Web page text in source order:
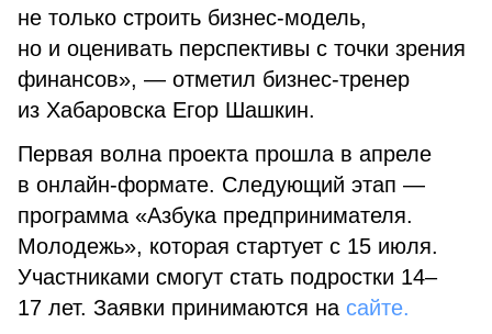
не только строить бизнес-модель,
но и оценивать перспективы с точки зрения
финансов», — отметил бизнес-тренер
из Хабаровска Егор Шашкин.
Первая волна проекта прошла в апреле
в онлайн-формате. Следующий этап —
программа «Азбука предпринимателя.
Молодежь», которая стартует с 15 июля.
Участниками смогут стать подростки 14–
17 лет. Заявки принимаются на сайте.